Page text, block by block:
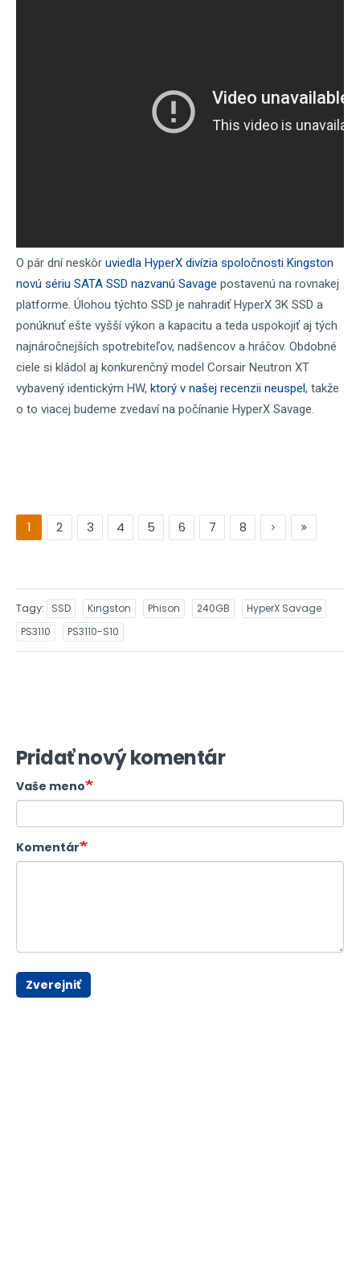
O pár dní neskôr uviedla HyperX divízia spoločnosti Kingston
novú sériu SATA SSD nazvanú Savage postavenú na rovnakej
platforme. Úlohou týchto SSD je nahradiť HyperX 3K SSD a
ponúknuť ešte vyšší výkon a kapacitu a teda uspokojiť aj tých
najnáročnejších spotrebiteľov, nadšencov a hráčov. Obdobné
ciele si kládol aj konkurenčný model Corsair Neutron XT
vybavený identickým HW, ktorý v našej recenzii neuspel, takže
o to viacej budeme zvedaví na počínanie HyperX Savage.
1 2 3 4 5 6 7 8
Tagy SSD Kingston Phison 240GB
HyperX Savage
PS3110
PS3110-S10
Pridať nový komentár
Vaše meno
Komentár
Zverejniť